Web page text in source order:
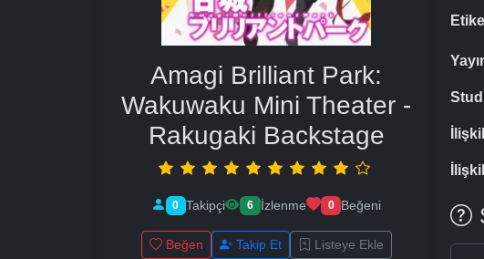
Amagi Brilliant Park:
Wakuwaku Mini Theater -
Rakugaki Backstage
0 Takipçi 6 İzlenme 0 Beğeni
Beğen Takip Et Listeye Ekle